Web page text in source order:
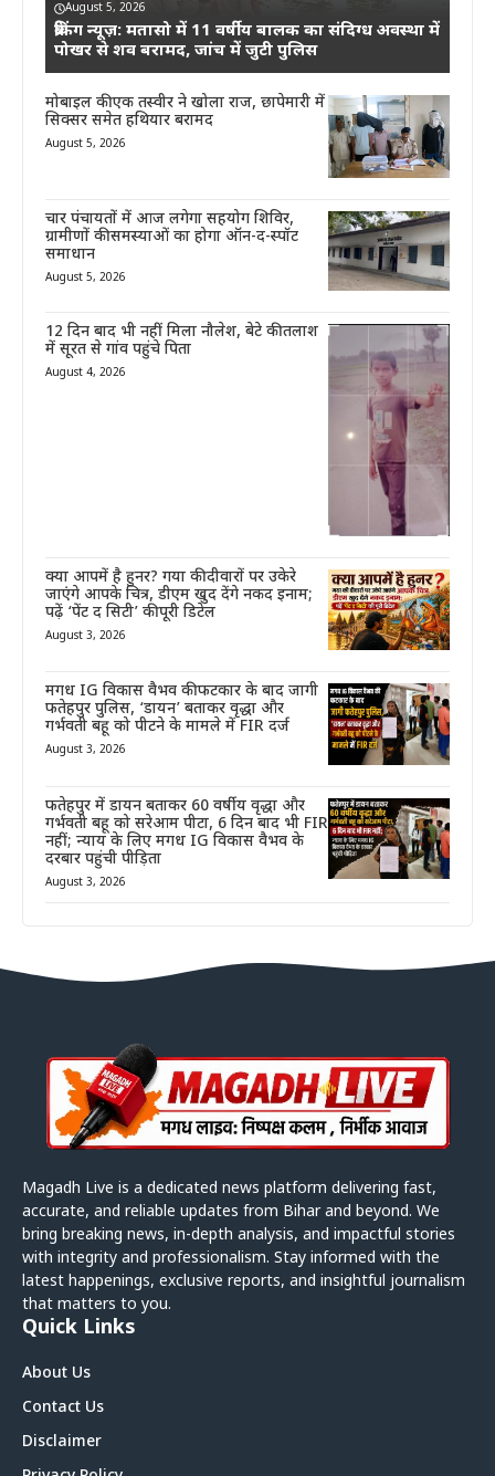
August 5, 2026
ब्रेकिंग न्यूज़: मतासो में 11 वर्षीय बालक का संदिग्ध अवस्था में
पोखर से शव बरामद, जांच में जुटी पुलिस
मोबाइल की एक तस्वीर ने खोला राज, छापेमारी में
सिक्सर समेत हथियार बरामद
August 5, 2026
चार पंचायतों में आज लगेगा सहयोग शिविर,
ग्रामीणों की समस्याओं का होगा ऑन-द-स्पॉट
समाधान
August 5, 2026
12 दिन बाद भी नहीं मिला नौलेश, बेटे की तलाश
में सूरत से गांव पहुंचे पिता
August 4, 2026
क्या आपमें है हुनर? गया की दीवारों पर उकेरे
जाएंगे आपके चित्र, डीएम खुद देंगे नकद इनाम;
पढ़ें ‘पेंट द सिटी’ की पूरी डिटेल
August 3, 2026
मगध IG विकास वैभव की फटकार के बाद जागी
फतेहपुर पुलिस, ‘डायन’ बताकर वृद्धा और
गर्भवती बहू को पीटने के मामले में FIR दर्ज
August 3, 2026
फतेहपुर में डायन बताकर 60 वर्षीय वृद्धा और
गर्भवती बहू को सरेआम पीटा, 6 दिन बाद भी FIR
नहीं; न्याय के लिए मगध IG विकास वैभव के
दरबार पहुंची पीड़िता
August 3, 2026
Magadh Live is a dedicated news platform delivering fast,
accurate, and reliable updates from Bihar and beyond. We
bring breaking news, in-depth analysis, and impactful stories
with integrity and professionalism. Stay informed with the
latest happenings, exclusive reports, and insightful journalism
that matters to you.
Quick Links
About Us
Contact Us
Disclaimer